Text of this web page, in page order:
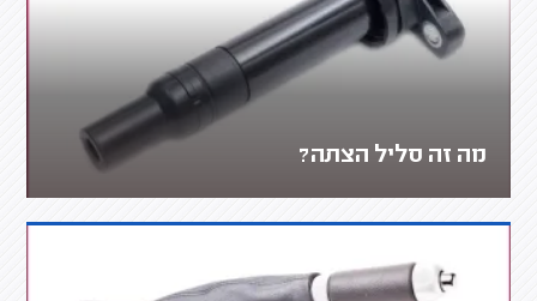
מה זה סליל הצתה?